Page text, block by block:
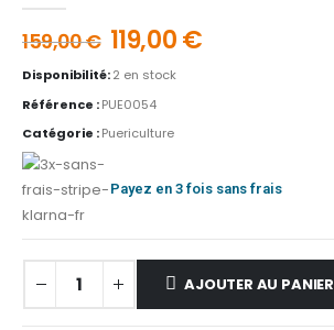
159,00€ 119,00€
Disponibilité:2 en stock
Référence :PUE0054
Catégorie :Puericulture
Payez en 3 fois sans frais
AJOUTER AU PANIER